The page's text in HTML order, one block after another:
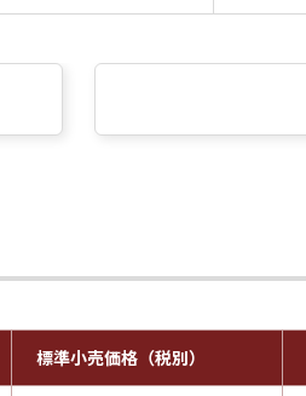
標準小売価格（税別）